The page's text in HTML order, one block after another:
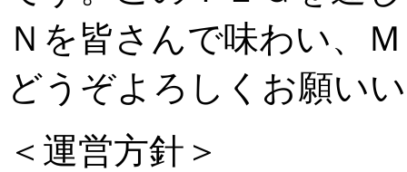
Ｎを皆さんで味わい、
どうぞよろしくお願い
＜運営方針＞